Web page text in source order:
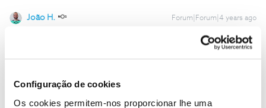
Configuração de cookies
Os cookies permitem-nos proporcionar lhe uma
João H. Forum|Forum|4 years ago
Detalhe-nos, por favor, se está a experienciar alguma dificuldade
técnica com o serviço.